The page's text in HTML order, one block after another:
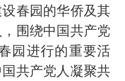
春园的华侨及其
围绕中国共产党
园进行的重要活
共产党人凝聚共